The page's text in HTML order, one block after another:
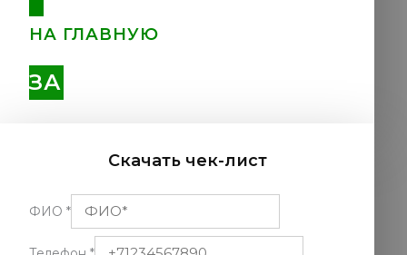
НА ГЛАВНУЮ
ЗАКРЫТЬ
Скачать чек-лист
ФИО *